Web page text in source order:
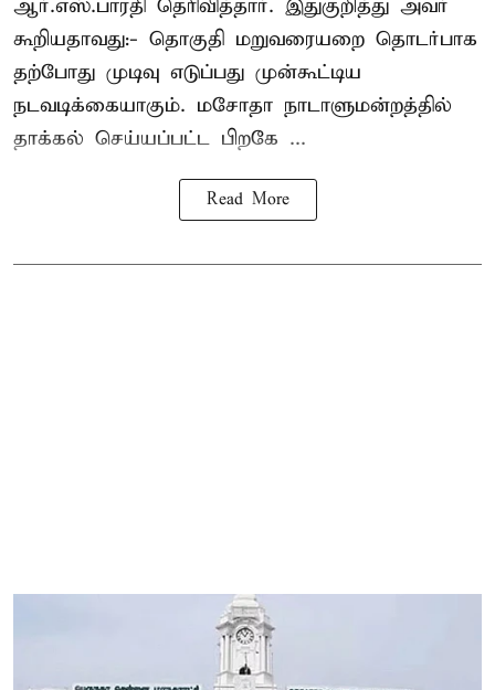
ஆர்.எஸ்.பாரதி தெரிவித்தார். இதுகுறித்து அவர்
கூறியதாவது:- தொகுதி மறுவரையறை தொடர்பாக
தற்போது முடிவு எடுப்பது முன்கூட்டிய
நடவடிக்கையாகும். மசோதா நாடாளுமன்றத்தில்
தாக்கல் செய்யப்பட்ட பிறகே ...
Read More